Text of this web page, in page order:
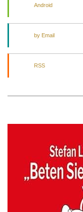
Android
by Email
RSS